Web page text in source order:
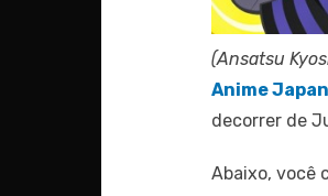
(Ansatsu
Anime
decorrer de
Abaixo, você